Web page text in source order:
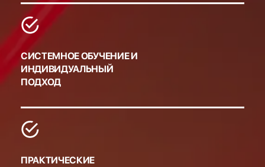
СИСТЕМНОЕ ОБУЧЕНИЕ И
ИНДИВИДУАЛЬНЫЙ
ПОДХОД
ПРАКТИЧЕСКИЕ